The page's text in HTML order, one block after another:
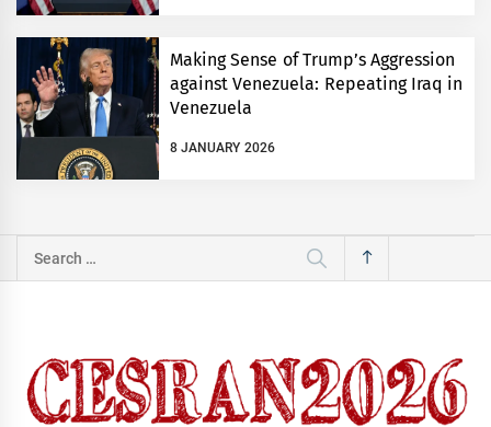
Making Sense of Trump’s Aggression
against Venezuela: Repeating Iraq in
Venezuela
8 JANUARY 2026
Search